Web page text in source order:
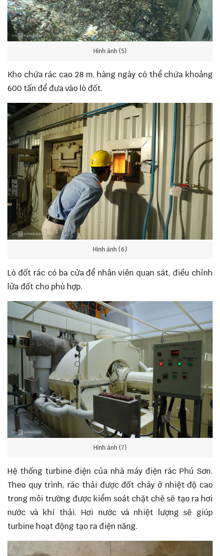
Hình ảnh (5)
Kho chứa rác cao 28 m, hàng ngày có thể chứa khoảng
600 tấn để đưa vào lò đốt.
Hình ảnh (6)
Lò đốt rác có ba cửa để nhân viên quan sát, điều chỉnh
lửa đốt cho phù hợp.
Hình ảnh (7)
Hệ thống turbine điện của nhà máy điện rác Phú Sơn.
Theo quy trình, rác thải được đốt cháy ở nhiệt độ cao
trong môi trường được kiểm soát chặt chẽ sẽ tạo ra hơi
nước và khí thải. Hơi nước và nhiệt lượng sẽ giúp
turbine hoạt động tạo ra điện năng.